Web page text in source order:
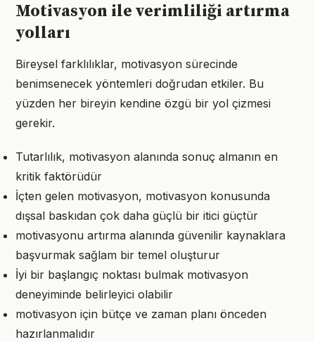
Motivasyon ile verimliliği artırma
yolları
Bireysel farklılıklar, motivasyon sürecinde
benimsenecek yöntemleri doğrudan etkiler. Bu
yüzden her bireyin kendine özgü bir yol çizmesi
gerekir.
Tutarlılık, motivasyon alanında sonuç almanın en
kritik faktörüdür
İçten gelen motivasyon, motivasyon konusunda
dışsal baskıdan çok daha güçlü bir itici güçtür
motivasyonu artırma alanında güvenilir kaynaklara
başvurmak sağlam bir temel oluşturur
İyi bir başlangıç noktası bulmak motivasyon
deneyiminde belirleyici olabilir
motivasyon için bütçe ve zaman planı önceden
hazırlanmalıdır